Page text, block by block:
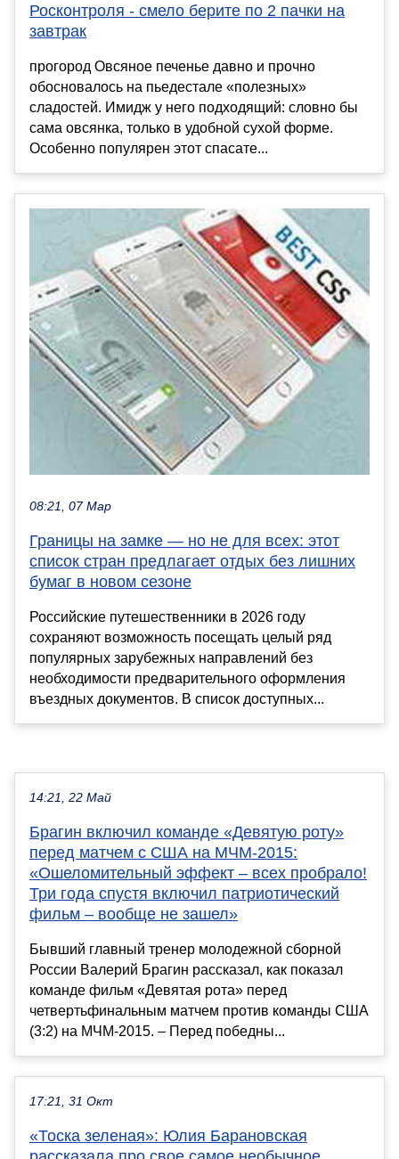
Росконтроля - смело берите по 2 пачки на
завтрак
прогород Овсяное печенье давно и прочно
обосновалось на пьедестале «полезных»
сладостей. Имидж у него подходящий: словно бы
сама овсянка, только в удобной сухой форме.
Особенно популярен этот спасате...
08:21, 07 Мар
Границы на замке — но не для всех: этот
список стран предлагает отдых без лишних
бумаг в новом сезоне
Российские путешественники в 2026 году
сохраняют возможность посещать целый ряд
популярных зарубежных направлений без
необходимости предварительного оформления
въездных документов. В список доступных...
14:21, 22 Май
Брагин включил команде «Девятую роту»
перед матчем с США на МЧМ-2015:
«Ошеломительный эффект – всех пробрало!
Три года спустя включил патриотический
фильм – вообще не зашел»
Бывший главный тренер молодежной сборной
России Валерий Брагин рассказал, как показал
команде фильм «Девятая рота» перед
четвертьфинальным матчем против команды США
(3:2) на МЧМ-2015. – Перед победны...
17:21, 31 Окт
«Тоска зеленая»: Юлия Барановская